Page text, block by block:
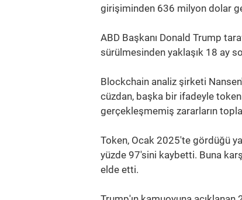
girişiminden 636 milyon dolar
ABD Başkanı Donald Trump
sürülmesinden yaklaşık 18 ay
Blockchain analiz şirketi
cüzdan, başka bir ifadeyle
gerçekleşmemiş zararların
Token, Ocak 2025'te gördüğü
yüzde 97'sini kaybetti. Buna
elde etti.